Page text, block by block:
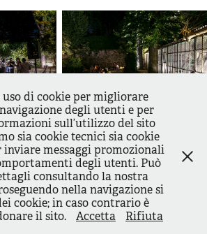
↑ Back to Top
by Adobe Portfolio
uso di cookie per migliorare
degli utenti e per
sull’utilizzo del sito
sia cookie tecnici sia cookie
messaggi promozionali
degli utenti. Può
consultando la nostra
nella navigazione si
cookie; in caso contrario è
il sito.
Accetta Rifiuta